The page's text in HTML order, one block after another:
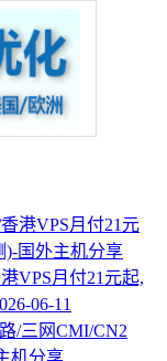
VPS月付21元起,
06-11